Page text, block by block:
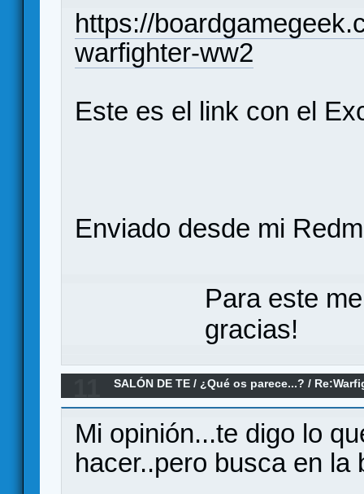
https://
warfighter-ww2
Este es el link con el
Enviado desde mi
Para este
gracias!
SALÓN DE TE / ¿Qué os parece...? /
Mi opinión...te digo lo
hacer..pero busca en la